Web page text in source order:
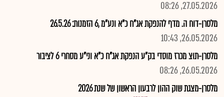
27.05.2026, 08:26
מלסרן-דוח ה. מדף להנפקת אג"ח כ"א ונע"מ ,6 הזמנות: 26.5.26
26.05.2026, 10:43
מלסרן-תוצ מכרז מוסדי בק"ע הנפקת אג"ח כ"א וני"ע מסחרי 6 לציבור
26.05.2026, 08:26
מלסרן-מצגת שוק ההון לרבעון הראשון של שנת 2026